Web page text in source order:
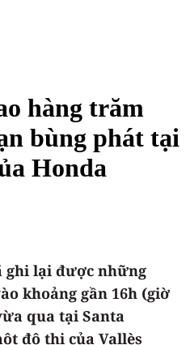
hàng trăm
bùng phát tại
Honda
ghi lại được những
khoảng gần 16h (giờ
qua tại Santa
đô thị của Vallès